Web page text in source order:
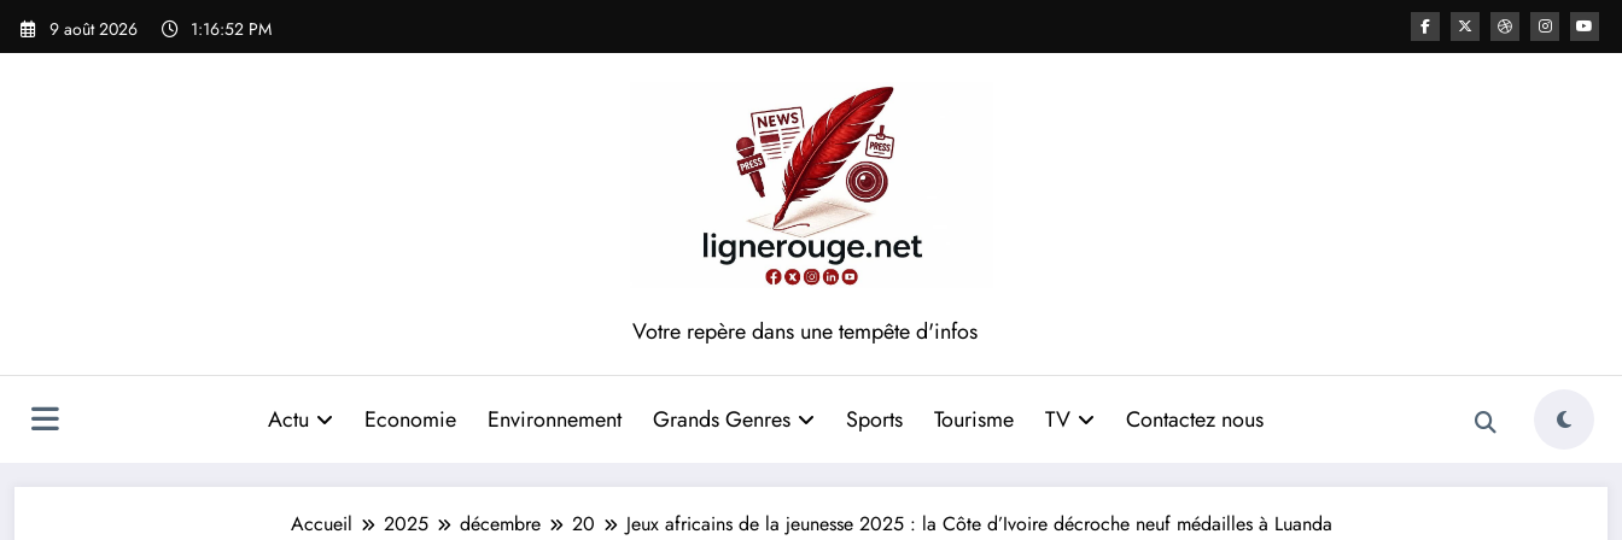
Aller
9 août 2026 1:16:55 PM
Votre repère dans une tempête d'infos
Actu Economie Environnement Grands Genres Sports Tourisme TV Contactez nous
Accueil 2025 décembre 20 Jeux africains de la jeunesse 2025 : la Côte d’Ivoire décroche neuf médailles à Luanda